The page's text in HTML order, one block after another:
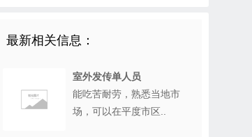
最新相关信息：
室外发传单人员
能吃苦耐劳，熟悉当地市
场，可以在平度市区..